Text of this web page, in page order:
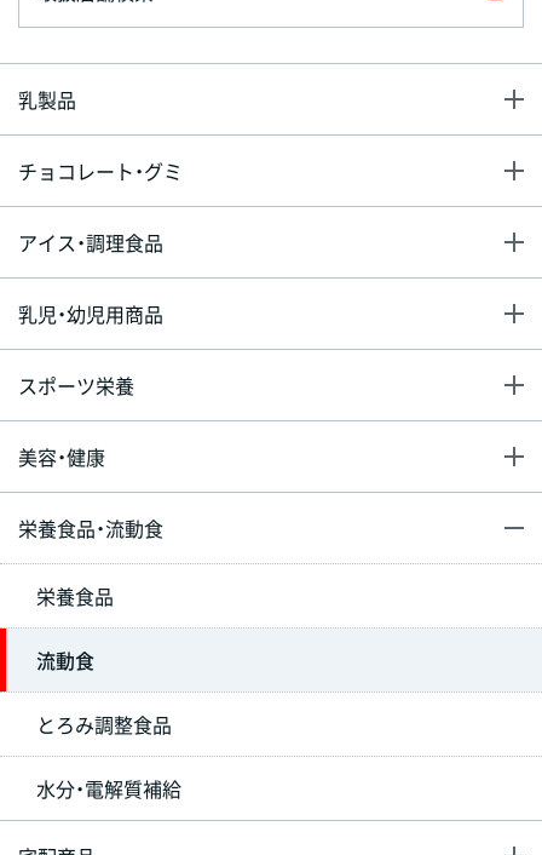
乳製品
チョコレート・グミ
アイス・調理食品
乳児・幼児用商品
スポーツ栄養
美容・健康
栄養食品・流動食
栄養食品
流動食
とろみ調整食品
水分・電解質補給